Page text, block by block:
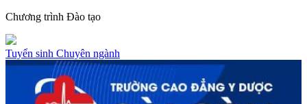
Chương trình Đào tạo
Tuyển sinh Chuyên ngành